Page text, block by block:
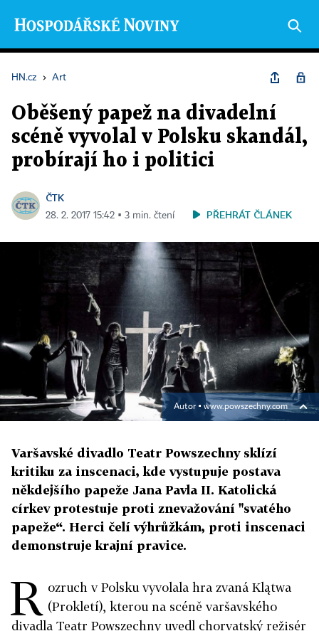
HN.cz › Art
Oběšený papež na divadelní
scéně vyvolal v Polsku skandál,
probírají ho i politici
ČTK
28. 2. 2017 15:42 ▪ 3 min. čtení PŘEHRÁT ČLÁNEK
Autor ▪ www.powszechny.com
Varšavské divadlo Teatr Powszechny sklízí
kritiku za inscenaci, kde vystupuje postava
někdejšího papeže Jana Pavla II. Katolická
církev protestuje proti znevažování "svatého
papeže“. Herci čelí výhrůžkám, proti inscenaci
demonstruje krajní pravice.
R ozruch v Polsku vyvolala hra zvaná Klątwa
(Prokletí), kterou na scéně varšavského
divadla Teatr Powszechny uvedl chorvatský režisér